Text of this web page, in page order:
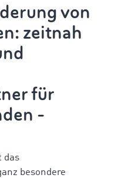
von
zeitnah
für
-
das
besondere